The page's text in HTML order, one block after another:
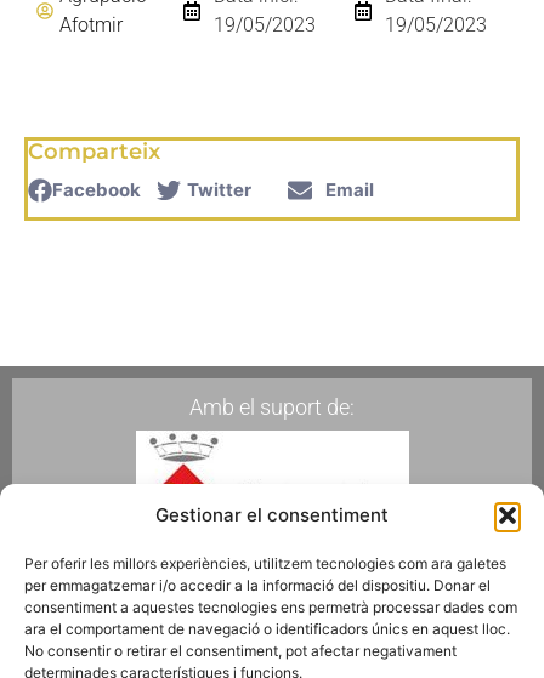
Gestionar el consentiment
Per oferir les millors experiències, utilitzem tecnologies com ara galetes
per emmagatzemar i/o accedir a la informació del dispositiu. Donar el
consentiment a aquestes tecnologies ens permetrà processar dades com
ara el comportament de navegació o identificadors únics en aquest lloc.
No consentir o retirar el consentiment, pot afectar negativament
determinades característiques i funcions.
Afotmir
19/05/2023
19/05/2023
Comparteix
Facebook Twitter Email
Amb el suport de:
Membres de: